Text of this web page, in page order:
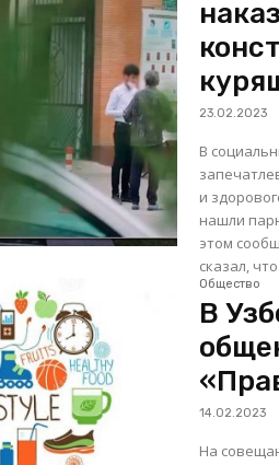
23.02.2023
В
и
нашли
этом сообщает ГУВД
сказал,
Общество
В
14.02.2023
На